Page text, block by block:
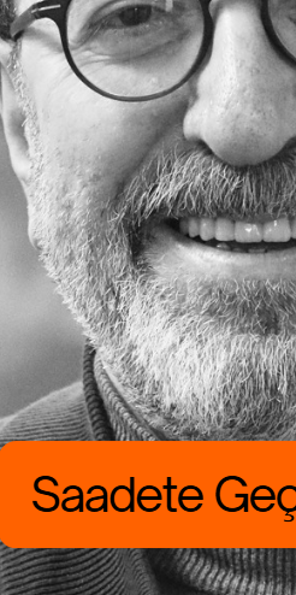
Geçiş
Mutlulukladır
UĞUR CANBOLAT
FUKARALIK boyumuzu
aşıyordu. Günlük
nafakasını çıkarmak
için hasat…